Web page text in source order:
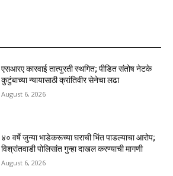
एसआरए कारवाई तात्पुरती स्थगित; पीडित संतोष नेटके
कुटुंबाच्या न्यायासाठी क्रांतिवीर सेनेचा लढा
August 6, 2026
४० वर्षे जुन्या भाडेकरूच्या घराची भिंत पाडल्याचा आरोप;
विश्रांतवाडी पोलिसांत गुन्हा दाखल करण्याची मागणी
August 6, 2026